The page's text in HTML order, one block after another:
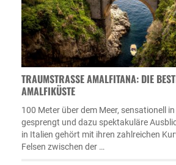
TRAUMSTRASSE AMALFITANA: DIE
MALFIKÜSTE
100 Meter über dem Meer, sensationell
gesprengt und dazu spektakuläre
in Italien gehört mit ihren zahlreichen
Felsen zwischen der …